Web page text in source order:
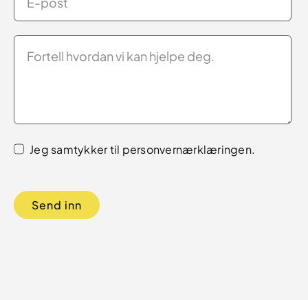
Jeg samtykker til personvernærklæringen.
Send inn